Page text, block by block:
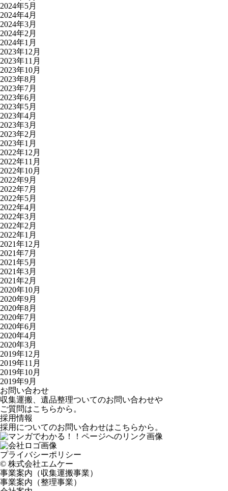
2024年5月
2024年4月
2024年3月
2024年2月
2024年1月
2023年12月
2023年11月
2023年10月
2023年8月
2023年7月
2023年6月
2023年5月
2023年4月
2023年3月
2023年2月
2023年1月
2022年12月
2022年11月
2022年10月
2022年9月
2022年7月
2022年5月
2022年4月
2022年3月
2022年2月
2022年1月
2021年12月
2021年7月
2021年5月
2021年3月
2021年2月
2020年10月
2020年9月
2020年8月
2020年7月
2020年6月
2020年4月
2020年3月
2019年12月
2019年11月
2019年10月
2019年9月
お問い合わせ
収集運搬、遺品整理ついてのお問い合わせや
ご質問はこちらから。
採用情報
採用についてのお問い合わせはこちらから。
プライバシーポリシー
©️ 株式会社エムケー
事業案内（収集運搬事業）
事業案内（整理事業）